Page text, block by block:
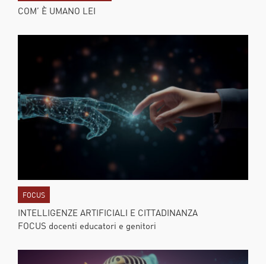
COM’ È UMANO LEI
FOCUS
INTELLIGENZE ARTIFICIALI E CITTADINANZA
FOCUS docenti educatori e genitori